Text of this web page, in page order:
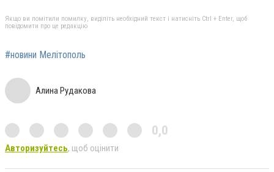
Якщо ви помітили помилку, виділіть необхідний текст і натисніть Ctrl + Enter, щоб
повідомити про це редакцію
#новини Мелітополь
Алина Рудакова
0,0
Авторизуйтесь, щоб оцінити